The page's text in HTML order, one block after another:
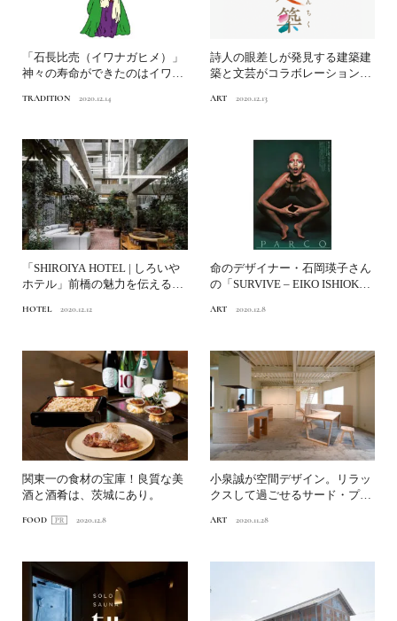
「石長比売（イワナガヒメ）」
神々の寿命ができたのはイワナ
TRADITION 2020.12.14
詩人の眼差しが発見する建築建
築と文芸がコラボレーション
ART 2020.12.13
「SHIROIYA HOTEL | しろいや
ホテル」前橋の魅力を伝える、
HOTEL 2020.12.12
命のデザイナー・石岡瑛子さん
の「SURVIVE – EIKO ISHIOKA
ART 2020.12.8
関東一の食材の宝庫！良質な美
酒と酒肴は、茨城にあり。
FOOD 2020.12.8
小泉誠が空間デザイン。リラッ
クスして過ごせるサード・プレ
ART 2020.11.28